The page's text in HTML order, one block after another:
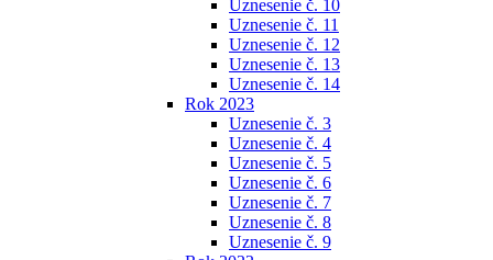
Uznesenie č. 10
Uznesenie č. 11
Uznesenie č. 12
Uznesenie č. 13
Uznesenie č. 14
Rok 2023
Uznesenie č. 3
Uznesenie č. 4
Uznesenie č. 5
Uznesenie č. 6
Uznesenie č. 7
Uznesenie č. 8
Uznesenie č. 9